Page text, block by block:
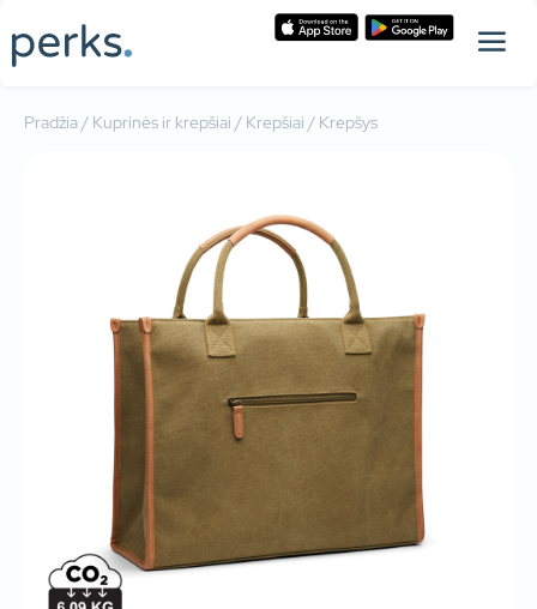
Pradžia/ Kuprinės ir krepšiai / Krepšiai / Krepšys